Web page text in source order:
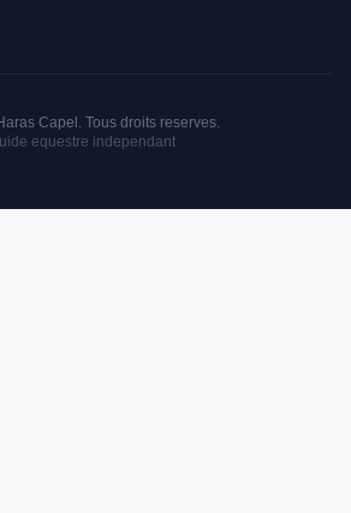
Capel. Tous droits reserves.
equestre independant